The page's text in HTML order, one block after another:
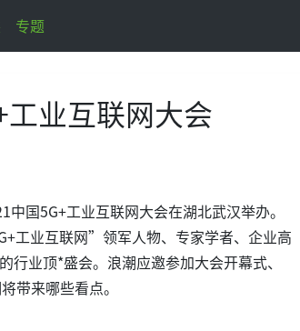
专题
业互联网大会
国5G+工业互联网大会在湖北武汉举办。
工业互联网”领军人物、专家学者、企业高
业顶*盛会。浪潮应邀参加大会开幕式、
带来哪些看点。